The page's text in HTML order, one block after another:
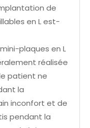
de
en L est-
plaques en L
réalisée
patient ne
la
inconfort et de
pendant la